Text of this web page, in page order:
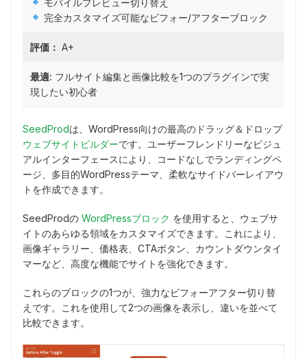
完全カスタマイズ可能なビフォー/アフターブロック
評価： A+
最適: フルサイト編集と画像比較を1つのプラグインで実
現したい初心者
SeedProdは、WordPress向けの最高のドラッグ＆ドロップ
ウェブサイトビルダーです。ユーザーフレンドリーなビジュ
アルインターフェースにより、コードなしでランディングペ
ージ、多目的WordPressテーマ、柔軟なサイドバーレイアウ
トを作成できます。
SeedProdの WordPressブロック を使用すると、ウェブサ
イトのあらゆる領域をカスタマイズできます。これにより、
画像ギャラリー、価格表、CTAボタン、カウントダウンタイ
マーなど、高度な機能でサイトを強化できます。
これらのブロックの1つが、強力なビフォーアフター切り替
えです。これを使用して2つの画像を表示し、違いを並べて
比較できます。